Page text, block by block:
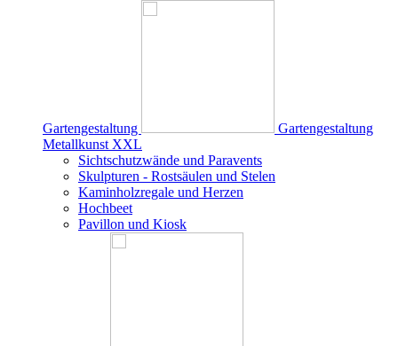
Gartengestaltung
Gartengestaltung
Metallkunst XXL
Sichtschutzwände und Paravents
Skulpturen - Rostsäulen und Stelen
Kaminholzregale und Herzen
Hochbeet
Pavillon und Kiosk